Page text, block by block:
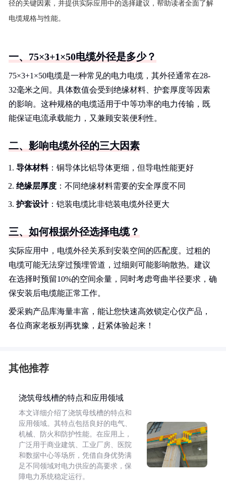
径的关键因素，并提供实际应用中的选择建议，帮助读者全面了解
电缆规格与性能。
一、75×3+1×50电缆外径是多少？
75×3+1×50电缆是一种常见的电力电缆，其外径通常在28-
32毫米之间。具体数值会受到绝缘材料、护套厚度等因素
的影响。这种规格的电缆适用于中等功率的电力传输，既
能保证电流承载能力，又兼顾安装便利性。
二、影响电缆外径的三大因素
导体材料：铜导体比铝导体更细，但导电性能更好
绝缘层厚度 ：不同绝缘材料需要的安全厚度不同
护套设计：铠装电缆比非铠装电缆外径更大
三、如何根据外径选择电缆？
实际应用中，电缆外径关系到安装空间的匹配度。过粗的
电缆可能无法穿过预埋管道，过细则可能影响散热。建议
在选择时预留10%的空间余量，同时考虑弯曲半径要求，确
保安装后电缆能正常工作。
爱采购产品库海量丰富，能让您快速高效锁定心仪产品，
各位商家老板别再犹豫，赶紧体验起来！
其他推荐
浇筑母线槽的特点和应用领域
本文详细介绍了浇筑母线槽的特点和
应用领域。其特点包括良好的电气、
机械、防火和防护性能。在应用上，
广泛用于商业建筑、工业厂房、医院
和数据中心等场所，凭借自身优势满
足不同领域对电力供应的高要求，保
障电力系统稳定运行。